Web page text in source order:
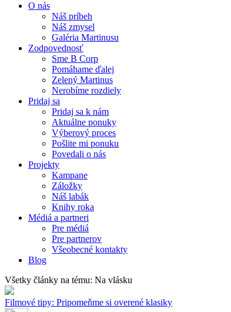
O nás
Náš príbeh
Náš zmysel
Galéria Martinusu
Zodpovednosť
Sme B Corp
Pomáhame ďalej
Zelený Martinus
Nerobíme rozdiely
Pridaj sa
Pridaj sa k nám
Aktuálne ponuky
Výberový proces
Pošlite mi ponuku
Povedali o nás
Projekty
Kampane
Záložky
Náš labák
Knihy roka
Médiá a partneri
Pre médiá
Pre partnerov
Všeobecné kontakty
Blog
Všetky články na tému: Na vlásku
Filmové tipy: Pripomeňme si overené klasiky